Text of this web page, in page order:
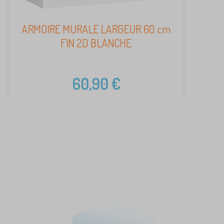
ARMOIRE MURALE LARGEUR 60 cm
FIN 2D BLANCHE
60,90€